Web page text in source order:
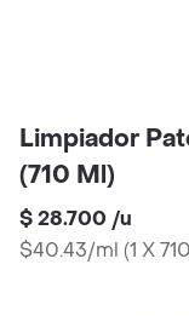
Limpiador
(710 Ml)
$ 28.700 /u
$40.43/ml (1 X